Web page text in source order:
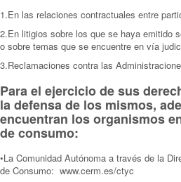
1.En las relaciones contractuales entre
2.En litigios sobre los que se haya emitido
o sobre temas que se encuentre en vía
3.Reclamaciones contra las
Para el ejercicio de sus
la defensa de los mismos,
encuentran los organismos
de consumo:
•La Comunidad Autónoma a través de la
de Consumo: www.cerm.es/ctyc